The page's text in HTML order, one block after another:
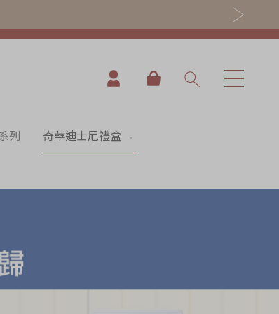
我的購物車
列 奇華迪士尼禮盒